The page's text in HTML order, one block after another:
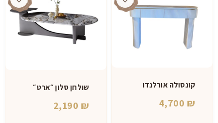
קונסולה אורלנדו
4,700 ₪
שולחן סלון ״ארט״
2,190 ₪